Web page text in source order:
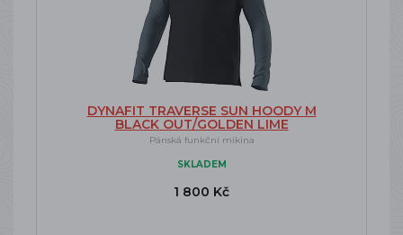
DYNAFIT TRAVERSE SUN HOODY M
BLACK OUT/GOLDEN LIME
Pánská funkční mikina
SKLADEM
1 800 Kč